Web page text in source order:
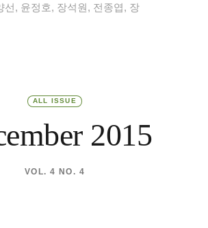
선, 윤정호, 장석원, 전종엽, 장
ALL ISSUE
2015
VOL. 4 NO. 4